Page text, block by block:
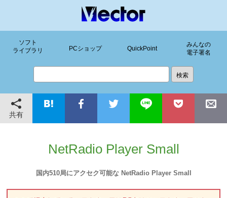
ソフト
ライブラリ
PCショップ QuickPoint
みんなの
電子署名
共有
NetRadio Player Small
国内510局にアクセク可能な NetRadio Player Small